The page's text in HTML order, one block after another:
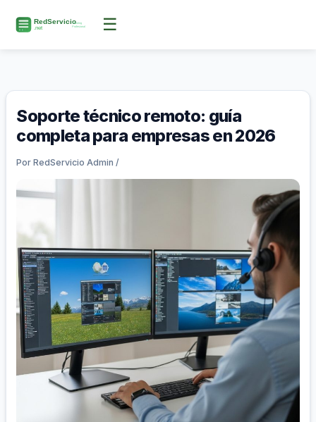
☰
Soporte técnico remoto: guía
completa para empresas en 2026
PorRedServicio Admin/